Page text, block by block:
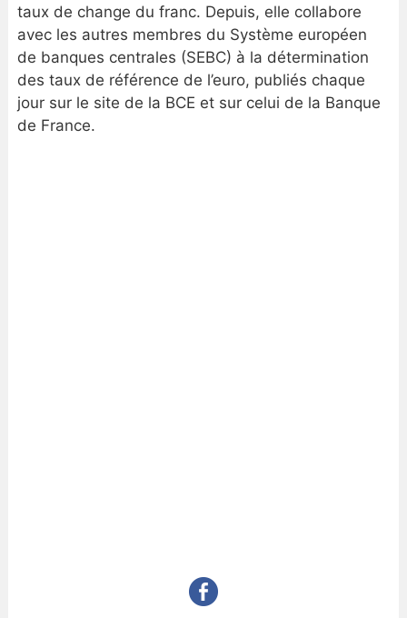
taux de change du franc. Depuis, elle collabore
avec les autres membres du Système européen
de banques centrales (SEBC) à la détermination
des taux de référence de l’euro, publiés chaque
jour sur le site de la BCE et sur celui de la Banque
de France.